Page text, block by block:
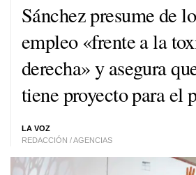
Sánchez presume de
empleo «frente a la
derecha» y asegura
tiene proyecto para el
LA VOZ
REDACCIÓN / AGENCIAS